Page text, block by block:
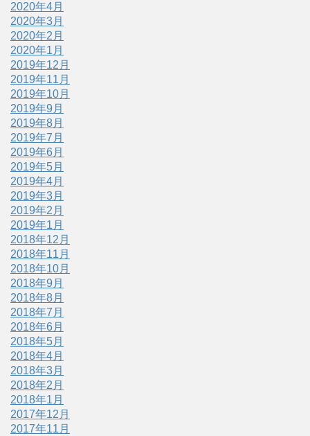
2020年4月
2020年3月
2020年2月
2020年1月
2019年12月
2019年11月
2019年10月
2019年9月
2019年8月
2019年7月
2019年6月
2019年5月
2019年4月
2019年3月
2019年2月
2019年1月
2018年12月
2018年11月
2018年10月
2018年9月
2018年8月
2018年7月
2018年6月
2018年5月
2018年4月
2018年3月
2018年2月
2018年1月
2017年12月
2017年11月